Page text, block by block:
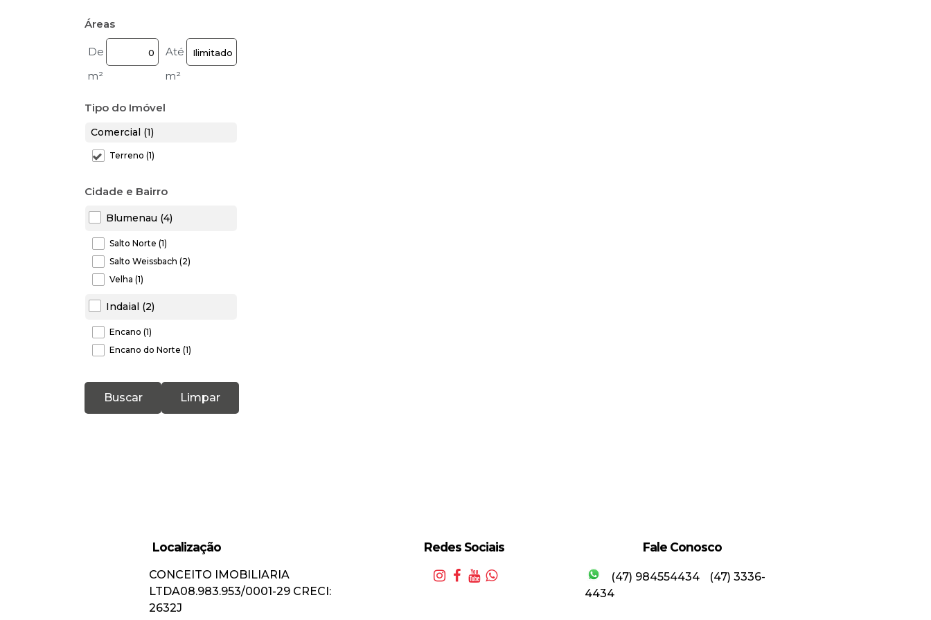
Áreas
De
m²
Até
m²
Tipo do Imóvel
Comercial (1)
Terreno (1)
Cidade e Bairro
Blumenau (4)
Salto Norte (1)
Salto Weissbach (2)
Velha (1)
Indaial (2)
Encano (1)
Encano do Norte (1)
Pedra de Amolar (1)
Buscar Limpar
Localização
CONCEITO IMOBILIARIA
LTDA08.983.953/0001-29 CRECI:
2632J
Redes Sociais Fale Conosco
(47) 984554434
(47) 3336-
4434